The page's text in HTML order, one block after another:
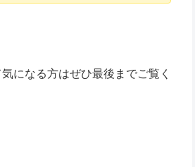
になる方はぜひ最後までご覧く